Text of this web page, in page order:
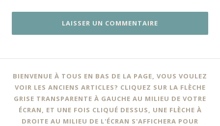
BIENVENUE À TOUS EN BAS DE LA PAGE, VOUS VOULEZ
VOIR LES ANCIENS ARTICLES? CLIQUEZ SUR LA FLÈCHE
GRISE TRANSPARENTE À GAUCHE AU MILIEU DE VOTRE
ÉCRAN, ET UNE FOIS CLIQUÉ DESSUS, UNE FLÈCHE À
DROITE AU MILIEU DE L'ÉCRAN S'AFFICHERA POUR